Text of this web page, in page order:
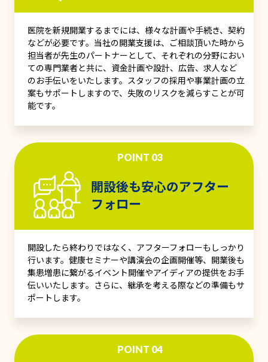
医院を新規開業するまでには、様々な計画や手続き、契約
などが必要です。当社の開業支援は、ご相談頂いた時から
担当者が先生のパートナーとして、それぞれの分野におい
ての専門業者と共に、資金計画や設計、広告、求人など
のお手伝いをいたします。スタッフの採用や事業計画の立
案もサポートしますので、失敗のリスクを減らすことが可
能です。
POINT 03
開設後も安心のアフター
フォロー
開設したら終わりではなく、アフターフォローもしっかり
行います。健康セミナーや講演会の企画開催等、開業後も
集患増患に繋がるイベント開催やアイディアの提供をお手
伝いいたします。さらに、継承を考える際などの準備もサ
ポートします。
POINT 04